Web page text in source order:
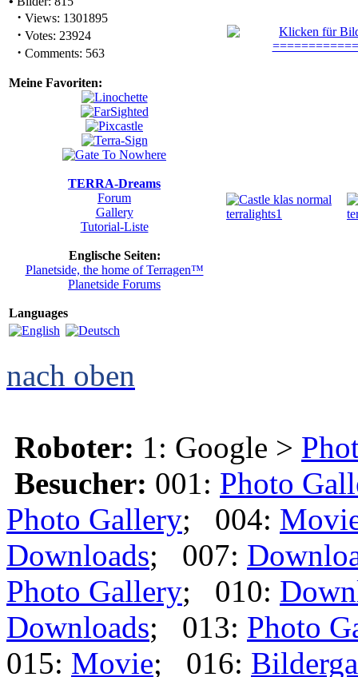
· Views: 1301895
· Votes: 23924
· Comments: 563
Meine Favoriten:
TERRA-Dreams
Forum
Gallery
Tutorial-Liste
Englische Seiten:
Planetside, the home of Terragen™
Planetside Forums
Languages
nach oben
Roboter: 1: Google >
Besucher: 001: Photo
Photo Gallery; 004:
Downloads; 007:
Photo Gallery; 010:
Downloads; 013: Photo
015: Movie; 016: